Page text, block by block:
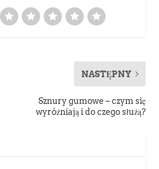
NASTĘPNY
Sznury gumowe – czym się
wyróżniają i do czego służą?